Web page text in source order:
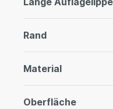
Rand
Material
Oberfläche